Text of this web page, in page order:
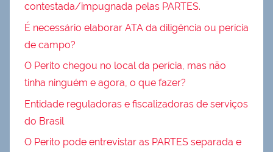
contestada/impugnada pelas PARTES.
É necessário elaborar ATA da diligência ou perícia
de campo?
O Perito chegou no local da perícia, mas não
tinha ninguém e agora, o que fazer?
Entidade reguladoras e fiscalizadoras de serviços
do Brasil
O Perito pode entrevistar as PARTES separada e